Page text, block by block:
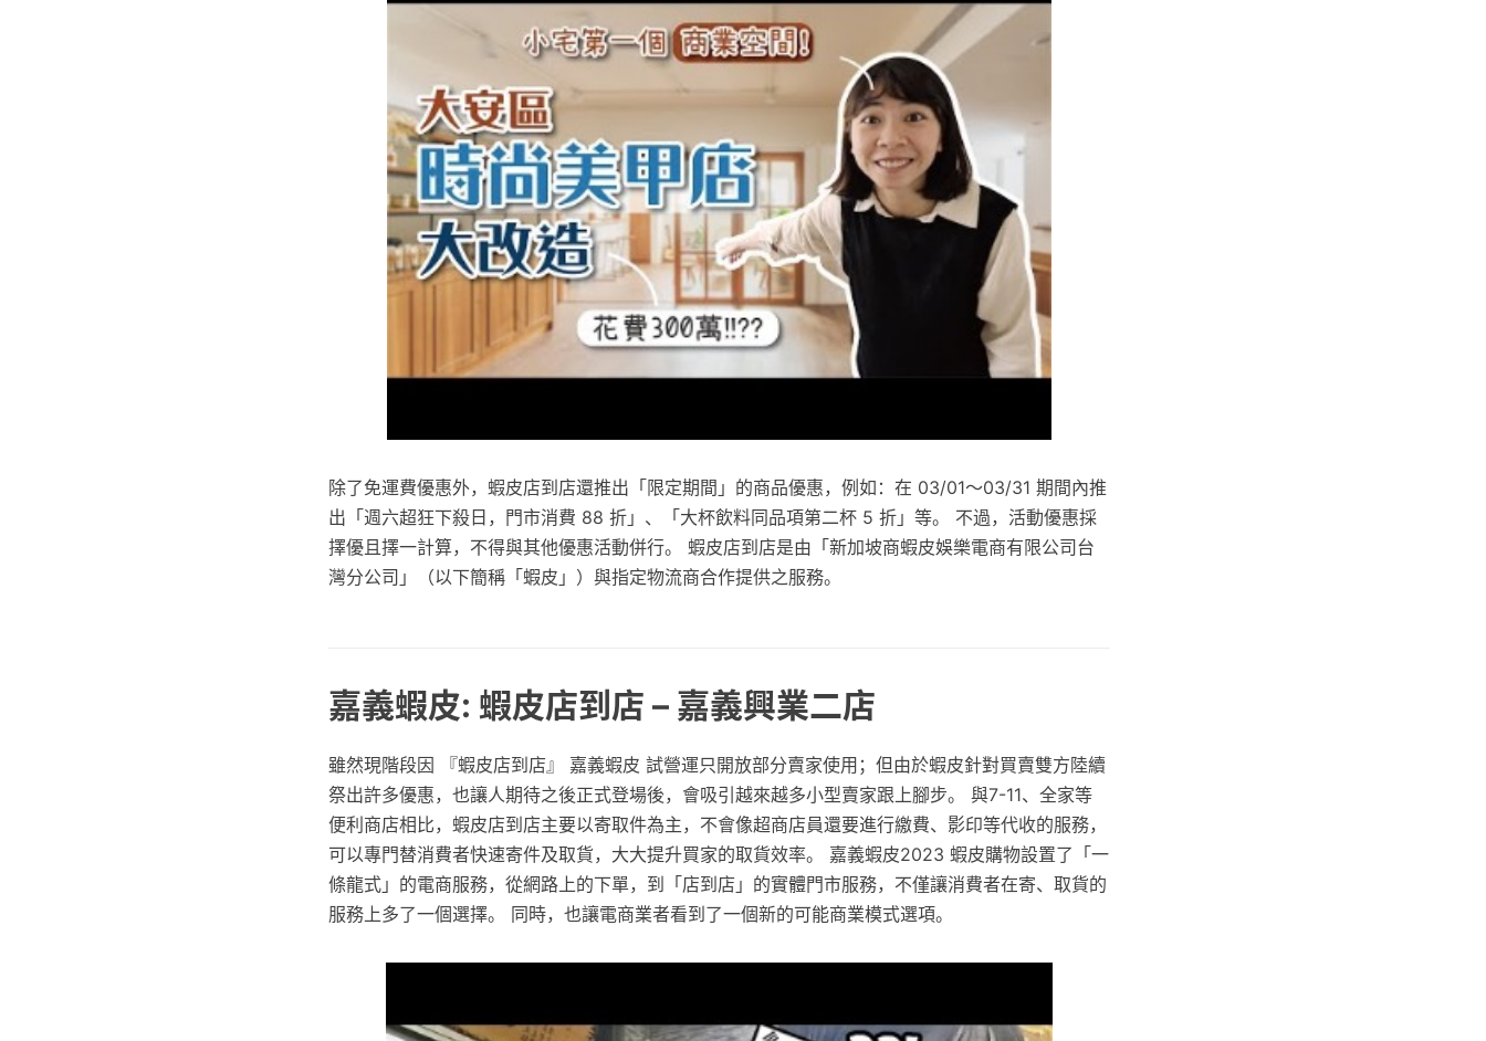
除了免運費優惠外，蝦皮店到店還推出「限定期間」的商品優惠，例如：在 03/01～03/31 期間內推
出「週六超狂下殺日，門市消費 88 折」、「大杯飲料同品項第二杯 5 折」等。 不過，活動優惠採
擇優且擇一計算，不得與其他優惠活動併行。 蝦皮店到店是由「新加坡商蝦皮娛樂電商有限公司台
灣分公司」（以下簡稱「蝦皮」）與指定物流商合作提供之服務。
嘉義蝦皮: 蝦皮店到店 – 嘉義興業二店
雖然現階段因 『蝦皮店到店』 嘉義蝦皮 試營運只開放部分賣家使用；但由於蝦皮針對買賣雙方陸續
祭出許多優惠，也讓人期待之後正式登場後，會吸引越來越多小型賣家跟上腳步。 與7-11、全家等
便利商店相比，蝦皮店到店主要以寄取件為主，不會像超商店員還要進行繳費、影印等代收的服務，
可以專門替消費者快速寄件及取貨，大大提升買家的取貨效率。 嘉義蝦皮2023 蝦皮購物設置了「一
條龍式」的電商服務，從網路上的下單，到「店到店」的實體門市服務，不僅讓消費者在寄、取貨的
服務上多了一個選擇。 同時，也讓電商業者看到了一個新的可能商業模式選項。